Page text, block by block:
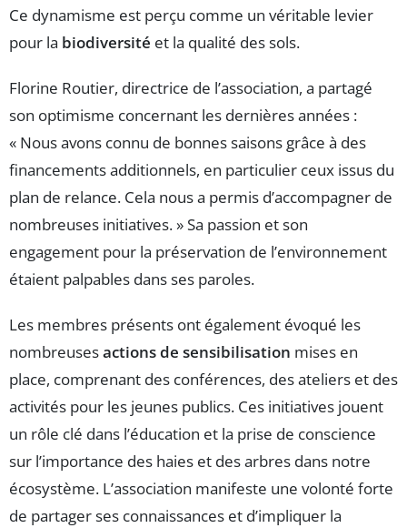
Ce dynamisme est perçu comme un véritable levier
pour la biodiversité et la qualité des sols.
Florine Routier, directrice de l’association, a partagé
son optimisme concernant les dernières années :
« Nous avons connu de bonnes saisons grâce à des
financements additionnels, en particulier ceux issus du
plan de relance. Cela nous a permis d’accompagner de
nombreuses initiatives. » Sa passion et son
engagement pour la préservation de l’environnement
étaient palpables dans ses paroles.
Les membres présents ont également évoqué les
nombreusesactions de sensibilisation mises en
place, comprenant des conférences, des ateliers et des
activités pour les jeunes publics. Ces initiatives jouent
un rôle clé dans l’éducation et la prise de conscience
sur l’importance des haies et des arbres dans notre
écosystème. L’association manifeste une volonté forte
de partager ses connaissances et d’impliquer la